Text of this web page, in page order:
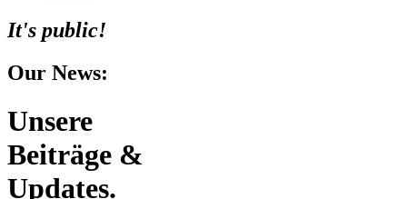
It's public!
Our News:
Unsere
Beiträge &
Updates.